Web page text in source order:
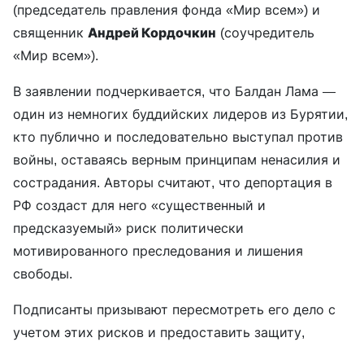
(председатель правления фонда «Мир всем») и
священник Андрей Кордочкин (соучредитель
«Мир всем»).
В заявлении подчеркивается, что Балдан Лама —
один из немногих буддийских лидеров из Бурятии,
кто публично и последовательно выступал против
войны, оставаясь верным принципам ненасилия и
сострадания. Авторы считают, что депортация в
РФ создаст для него «существенный и
предсказуемый» риск политически
мотивированного преследования и лишения
свободы.
Подписанты призывают пересмотреть его дело с
учетом этих рисков и предоставить защиту,